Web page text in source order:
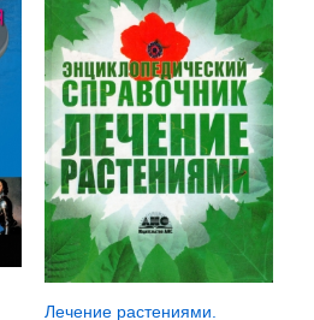
Лечение растениями.